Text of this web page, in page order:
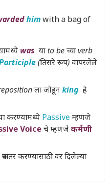
himwith a bag of
was या to be च्या verb
(तिसरे रूप) वापरलेले
ला जोडूनking हे
करण्यामध्ये Passiveम्हणजे
Voice चे म्हणजेकर्मणी
करण्यासाठी वर दिलेल्या